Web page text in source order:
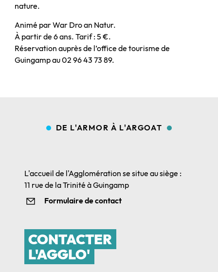
nature.
Animé par War Dro an Natur.
À partir de 6 ans. Tarif : 5 €.
Réservation auprès de l’office de tourisme de
Guingamp au 02 96 43 73 89.
DE L'ARMOR À L'ARGOAT
L'accueil de l'Agglomération se situe au siège :
11 rue de la Trinité à Guingamp
Formulaire de contact
CONTACTER
L'AGGLO'